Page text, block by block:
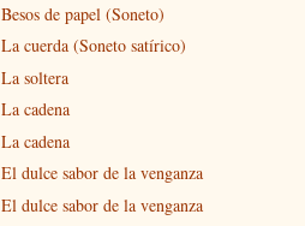
Besos de papel (Soneto)
La cuerda (Soneto satírico)
La soltera
La cadena
La cadena
El dulce sabor de la venganza
El dulce sabor de la venganza